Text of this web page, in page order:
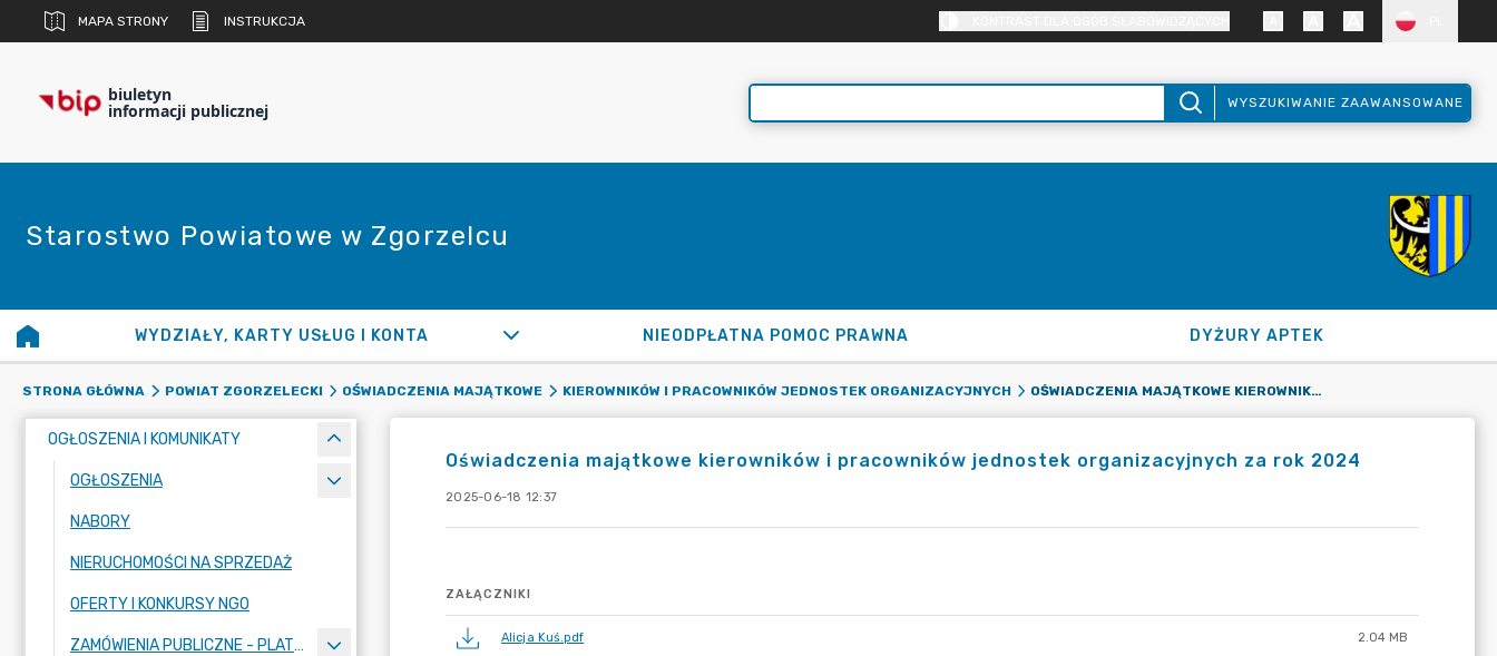
MAPA STRONY INSTRUKCJA
biuletyn
informacji publicznej WYSZUKIWANIE ZAAWANSOWANE
Starostwo Powiatowe w Zgorzelcu
WYDZIAŁY, KARTY USŁUG I KONTA NIEODPŁATNA POMOC PRAWNA DYŻURY APTEK
STRONA GŁÓWNA POWIAT ZGORZELECKI OŚWIADCZENIA MAJĄTKOWE KIEROWNIKÓW I PRACOWNIKÓW JEDNOSTEK ORGANIZACYJNYCH OŚWIADCZENIA MAJĄTKOWE KIEROWNIKÓW I PRACOWNIKÓW JEDNOSTEK ORGANIZACYJNYCH ZA ROK 2024
OGŁOSZENIA I KOMUNIKATY
OGŁOSZENIA
NABORY
NIERUCHOMOŚCI NA SPRZEDAŻ
OFERTY I KONKURSY NGO
ZAMÓWIENIA PUBLICZNE - PLATFORMA ZAKUPOWA
Oświadczenia majątkowe kierowników i pracowników jednostek organizacyjnych za rok 2024
2025-06-18 12:37
ZAŁĄCZNIKI
Alicja Kuś.pdf 2.04 MB